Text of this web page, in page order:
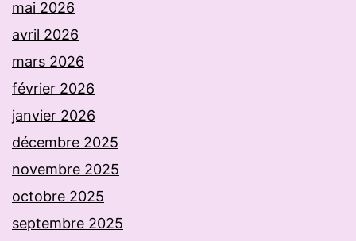
mai 2026
avril 2026
mars 2026
février 2026
janvier 2026
décembre 2025
novembre 2025
octobre 2025
septembre 2025